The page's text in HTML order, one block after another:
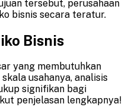
tersebut, perusahaan
bisnis secara teratur.
Bisnis
yang membutuhkan
usahanya, analisis
signifikan bagi
penjelasan lengkapnya!